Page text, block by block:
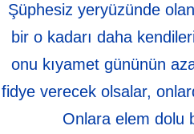
Şüphesiz yeryüzünde
bir o kadarı daha
onu kıyamet gününün
fidye verecek olsalar,
Onlara elem dolu